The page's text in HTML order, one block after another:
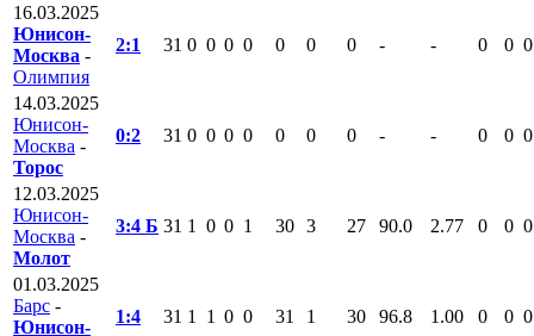
16.03.2025
Юнисон-
Москва -
Олимпия
2:1 31 0 0 0 0 0 0 0 - - 0 0 0
14.03.2025
Юнисон-
Москва -
Торос
0:2 31 0 0 0 0 0 0 0 - - 0 0 0
12.03.2025
Юнисон-
Москва -
Молот
3:4 Б 31 1 0 0 1 30 3 27 90.0 2.77 0 0 0
01.03.2025
Барс -
Юнисон-
1:4 31 1 1 0 0 31 1 30 96.8 1.00 0 0 0